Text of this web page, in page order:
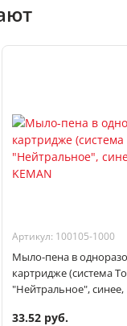
Артикул: 100105-1000
Мыло-пена в
картридже (система
"Нейтральное", синее,
33.52 руб.